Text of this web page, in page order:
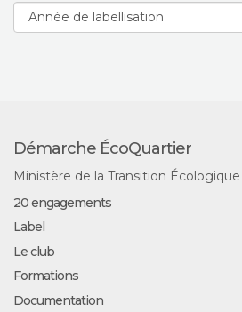
Démarche ÉcoQuartier
Ministère de la Transition Écologique
20 engagements
Label
Le club
Formations
Documentation